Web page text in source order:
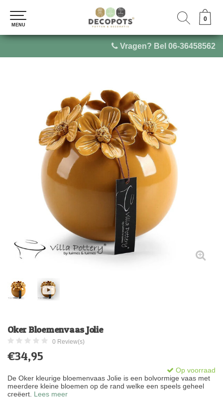
Vragen? Bel 06-36458562
0
MENU
0
MENU
Oker Bloemenvaas Jolie
0 Review(s)
€34,95
Op voorraad
De Oker kleurige bloemenvaas Jolie is een bolvormige vaas met
meerdere kleine bloemen op de rand welke een speels geheel
creëert. Lees meer